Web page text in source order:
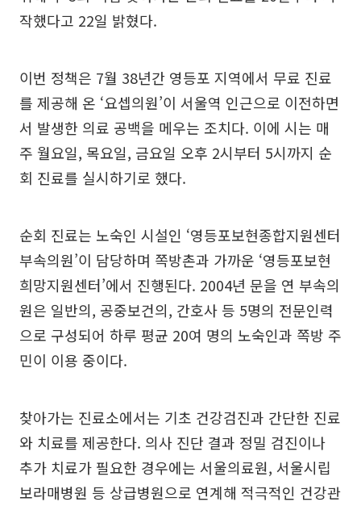
작했다고 22일 밝혔다.
이번 정책은 7월 38년간 영등포 지역에서 무료 진료
를 제공해 온 ‘요셉의원’이 서울역 인근으로 이전하면
서 발생한 의료 공백을 메우는 조치다. 이에 시는 매
주 월요일, 목요일, 금요일 오후 2시부터 5시까지 순
회 진료를 실시하기로 했다.
순회 진료는 노숙인 시설인 ‘영등포보현종합지원센터
부속의원’이 담당하며 쪽방촌과 가까운 ‘영등포보현
희망지원센터’에서 진행된다. 2004년 문을 연 부속의
원은 일반의, 공중보건의, 간호사 등 5명의 전문인력
으로 구성되어 하루 평균 20여 명의 노숙인과 쪽방 주
민이 이용 중이다.
찾아가는 진료소에서는 기초 건강검진과 간단한 진료
와 치료를 제공한다. 의사 진단 결과 정밀 검진이나
추가 치료가 필요한 경우에는 서울의료원, 서울시립
보라매병원 등 상급병원으로 연계해 적극적인 건강관